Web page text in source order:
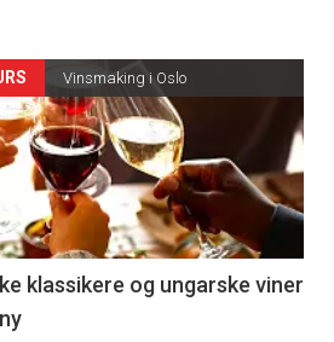
Vinsmaking i Oslo
klassikere og ungarske viner